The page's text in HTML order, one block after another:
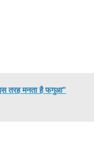
तरह मनता है फगुआ"